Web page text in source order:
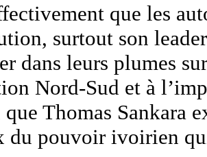
que les
surtout son
dans leurs plumes
Nord-Sud et à
Thomas Sankara
du pouvoir ivoirien